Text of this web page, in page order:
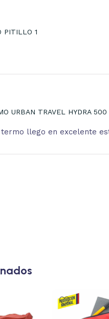
PITILLO 1
URBAN TRAVEL HYDRA 500
llego en excelente